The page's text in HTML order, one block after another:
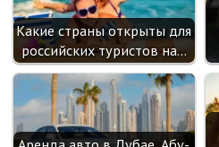
Какие страны открыты для
российских туристов на…